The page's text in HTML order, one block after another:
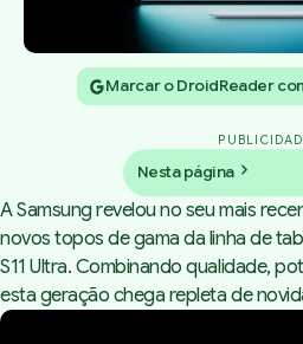
Marcar o DroidReader
Nesta página
A Samsung revelou no seu mais
novos topos de gama da linha de
S11 Ultra. Combinando qualidade,
esta geração chega repleta de